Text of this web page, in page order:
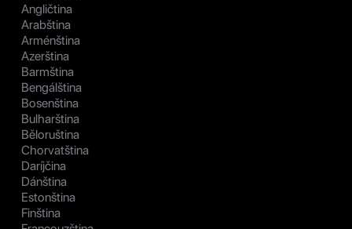
Angličtina
Arabština
Arménština
Azerština
Barmština
Bengálština
Bosenština
Bulharština
Běloruština
Chorvatština
Daríjčina
Dánština
Estonština
Finština